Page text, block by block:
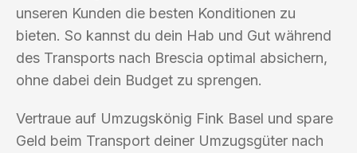
unseren Kunden die besten Konditionen zu
bieten. So kannst du dein Hab und Gut während
des Transports nach Brescia optimal absichern,
ohne dabei dein Budget zu sprengen.
Vertraue auf Umzugskönig Fink Basel und spare
Geld beim Transport deiner Umzugsgüter nach